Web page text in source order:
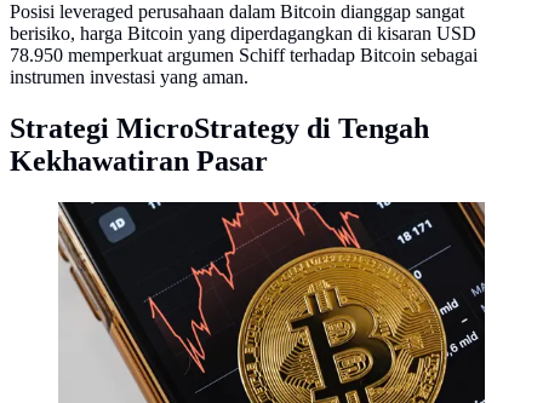
Posisi leveraged perusahaan dalam Bitcoin dianggap sangat
berisiko, harga Bitcoin yang diperdagangkan di kisaran USD
78.950 memperkuat argumen Schiff terhadap Bitcoin sebagai
instrumen investasi yang aman.
Strategi MicroStrategy di Tengah
Kekhawatiran Pasar
Ilustrasi mata uang Bitcoin beserta pergerakannya.
(Credits: pexels.com by Karolina Grabowska)